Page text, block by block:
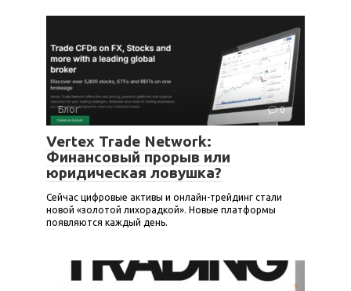
Блог 0
Vertex Trade Network:
Финансовый прорыв или
юридическая ловушка?
Сейчас цифровые активы и онлайн-трейдинг стали
новой «золотой лихорадкой». Новые платформы
появляются каждый день.